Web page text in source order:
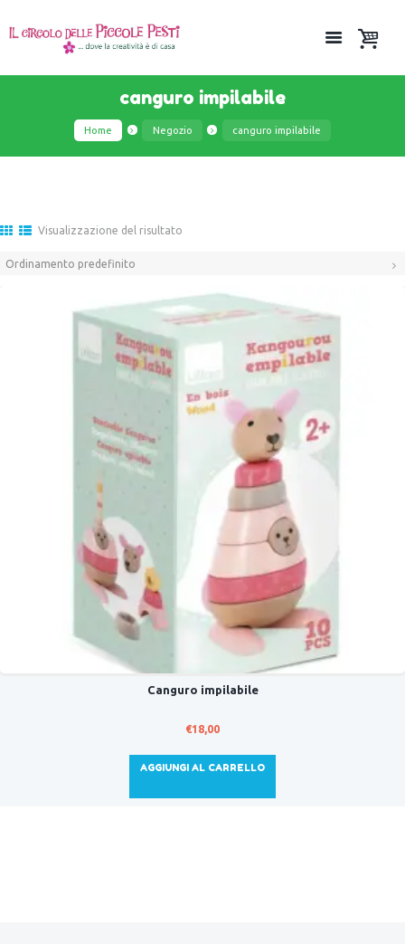
canguro impilabile
Home Negozio canguro impilabile
Visualizzazione del risultato
Canguro impilabile
€18,00
AGGIUNGI AL CARRELLO